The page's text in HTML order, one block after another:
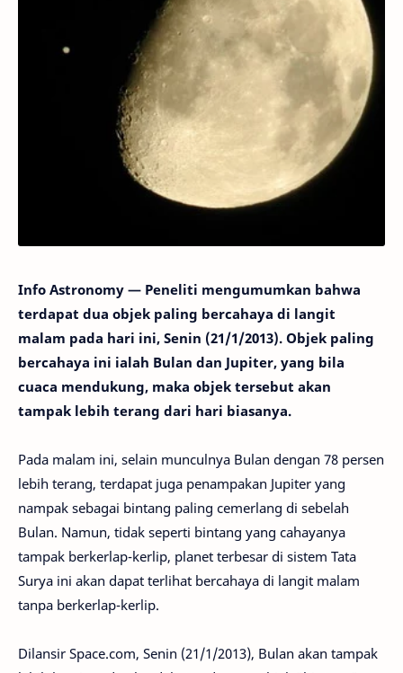
Info Astronomy — Peneliti mengumumkan bahwa
terdapat dua objek paling bercahaya di langit
malam pada hari ini, Senin (21/1/2013). Objek paling
bercahaya ini ialah Bulan dan Jupiter, yang bila
cuaca mendukung, maka objek tersebut akan
tampak lebih terang dari hari biasanya.
Pada malam ini, selain munculnya Bulan dengan 78 persen
lebih terang, terdapat juga penampakan Jupiter yang
nampak sebagai bintang paling cemerlang di sebelah
Bulan. Namun, tidak seperti bintang yang cahayanya
tampak berkerlap-kerlip, planet terbesar di sistem Tata
Surya ini akan dapat terlihat bercahaya di langit malam
tanpa berkerlap-kerlip.
Dilansir Space.com, Senin (21/1/2013), Bulan akan tampak